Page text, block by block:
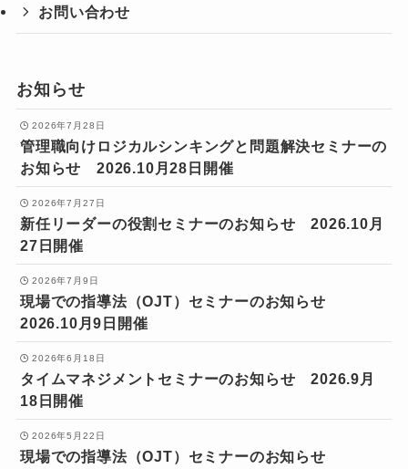
お問い合わせ
お知らせ
2026年7月28日
管理職向けロジカルシンキングと問題解決セミナーの
お知らせ 2026.10月28日開催
2026年7月27日
新任リーダーの役割セミナーのお知らせ 2026.10月
27日開催
2026年7月9日
現場での指導法（OJT）セミナーのお知らせ
2026.10月9日開催
2026年6月18日
タイムマネジメントセミナーのお知らせ 2026.9月
18日開催
2026年5月22日
現場での指導法（OJT）セミナーのお知らせ